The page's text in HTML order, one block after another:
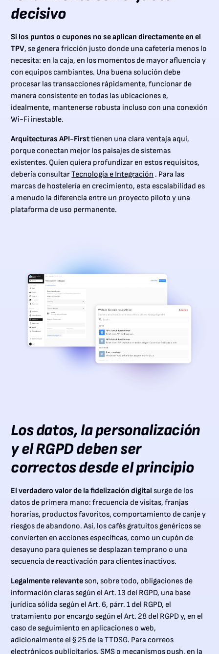
decisivo
Si los puntos o cupones no se aplican directamente en el
TPV, se genera fricción justo donde una cafetería menos lo
necesita: en la caja, en los momentos de mayor afluencia y
con equipos cambiantes. Una buena solución debe
procesar las transacciones rápidamente, funcionar de
manera consistente en todas las ubicaciones e,
idealmente, mantenerse robusta incluso con una conexión
Wi-Fi inestable.
Arquitecturas API-Firsttienen una clara ventaja aquí,
porque conectan mejor los paisajes de sistemas
existentes. Quien quiera profundizar en estos requisitos,
debería consultarTecnología e Integración . Para las
marcas de hostelería en crecimiento, esta escalabilidad es
a menudo la diferencia entre un proyecto piloto y una
plataforma de uso permanente.
Los datos, la personalización
y el RGPD deben ser
correctos desde el principio
El verdadero valor de la fidelización digital surge de los
datos de primera mano: frecuencia de visitas, franjas
horarias, productos favoritos, comportamiento de canje y
riesgos de abandono. Así, los cafés gratuitos genéricos se
convierten en acciones específicas, como un cupón de
desayuno para quienes se desplazan temprano o una
secuencia de reactivación para clientes inactivos.
Legalmente relevante son, sobre todo, obligaciones de
información claras según el Art. 13 del RGPD, una base
jurídica sólida según el Art. 6, párr. 1 del RGPD, el
tratamiento por encargo según el Art. 28 del RGPD y, en el
caso de seguimiento en aplicaciones o web,
adicionalmente el § 25 de la TTDSG. Para correos
electrónicos publicitarios, SMS o mecanismos push, en la